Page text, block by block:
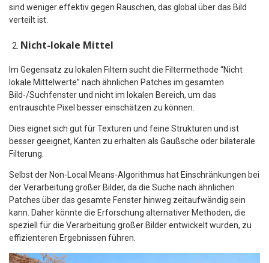
sind weniger effektiv gegen Rauschen, das global über das Bild
verteilt ist.
Nicht-lokale Mittel
Im Gegensatz zu lokalen Filtern sucht die Filtermethode “Nicht
lokale Mittelwerte” nach ähnlichen Patches im gesamten
Bild-/Suchfenster und nicht im lokalen Bereich, um das
entrauschte Pixel besser einschätzen zu können.
Dies eignet sich gut für Texturen und feine Strukturen und ist
besser geeignet, Kanten zu erhalten als Gaußsche oder bilaterale
Filterung.​
Selbst der Non-Local Means-Algorithmus hat Einschränkungen bei
der Verarbeitung großer Bilder, da die Suche nach ähnlichen
Patches über das gesamte Fenster hinweg zeitaufwändig sein
kann. Daher könnte die Erforschung alternativer Methoden, die
speziell für die Verarbeitung großer Bilder entwickelt wurden, zu
effizienteren Ergebnissen führen.